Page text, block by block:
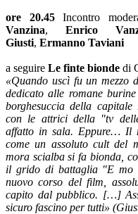
ore 20.45Incontro
Vanzina, Enrico
Giusti, Ermanno Taviani
a seguire Le finte bionde di
«Quando uscì fu un mezzo
dedicato alle romane
borghesuccia della
con le attrici della "tv
affatto in sala. Eppure… Il
come un assoluto cult del
mora scialba si fa bionda,
il grido di battaglia "E mo
nuovo corso del film,
capito dal pubblico. […]
sicuro fascino per tutti»